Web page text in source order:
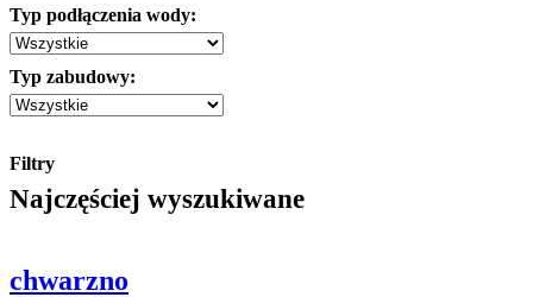
Typ podłączenia wody:
Typ zabudowy:
Filtry
Najczęściej wyszukiwane
chwarzno